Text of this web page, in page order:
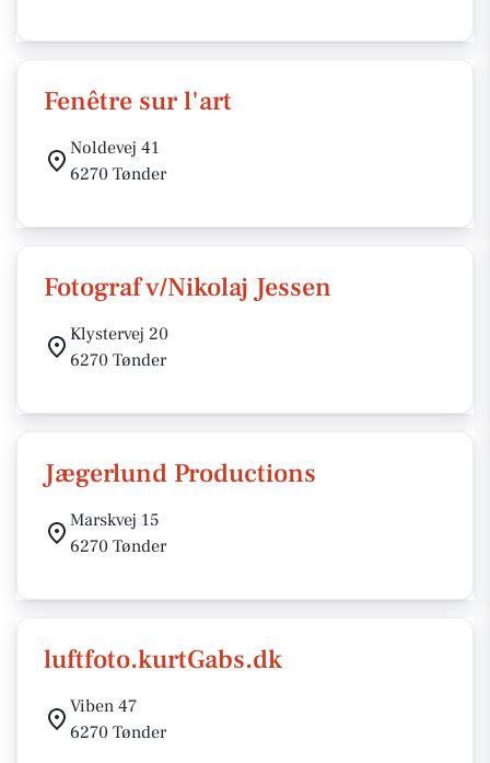
Fenêtre sur l'art
Noldevej 41
6270 Tønder
Fotograf v/Nikolaj Jessen
Klystervej 20
6270 Tønder
Jægerlund Productions
Marskvej 15
6270 Tønder
luftfoto.kurtGabs.dk
Viben 47
6270 Tønder